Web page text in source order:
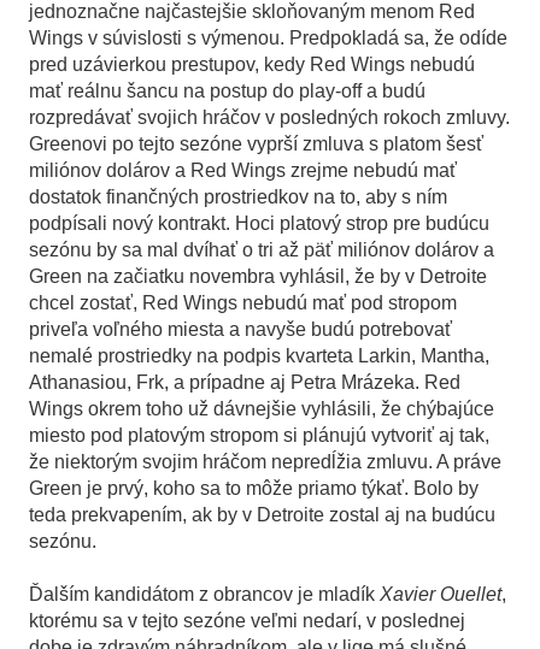
jednoznačne najčastejšie skloňovaným menom Red
Wings v súvislosti s výmenou. Predpokladá sa, že odíde
pred uzávierkou prestupov, kedy Red Wings nebudú
mať reálnu šancu na postup do play-off a budú
rozpredávať svojich hráčov v posledných rokoch zmluvy.
Greenovi po tejto sezóne vyprší zmluva s platom šesť
miliónov dolárov a Red Wings zrejme nebudú mať
dostatok finančných prostriedkov na to, aby s ním
podpísali nový kontrakt. Hoci platový strop pre budúcu
sezónu by sa mal dvíhať o tri až päť miliónov dolárov a
Green na začiatku novembra vyhlásil, že by v Detroite
chcel zostať, Red Wings nebudú mať pod stropom
priveľa voľného miesta a navyše budú potrebovať
nemalé prostriedky na podpis kvarteta Larkin, Mantha,
Athanasiou, Frk, a prípadne aj Petra Mrázeka. Red
Wings okrem toho už dávnejšie vyhlásili, že chýbajúce
miesto pod platovým stropom si plánujú vytvoriť aj tak,
že niektorým svojim hráčom nepredĺžia zmluvu. A práve
Green je prvý, koho sa to môže priamo týkať. Bolo by
teda prekvapením, ak by v Detroite zostal aj na budúcu
sezónu.
Ďalším kandidátom z obrancov je mladík Xavier Ouellet,
ktorému sa v tejto sezóne veľmi nedarí, v poslednej